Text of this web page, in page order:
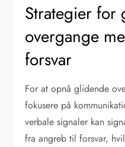
Strategier for
overgange
forsvar
For at opnå glidende
fokusere på
verbale signaler kan
fra angreb til forsvar,